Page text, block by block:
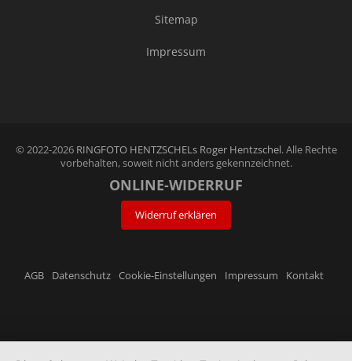
Sitemap
Impressum
© 2022-2026 RINGFOTO HENTZSCHELs Roger Hentzschel. Alle Rechte
vorbehalten, soweit nicht anders gekennzeichnet.
ONLINE-WIDERRUF
Widerruf erklären
AGB Datenschutz Cookie-Einstellungen Impressum Kontakt